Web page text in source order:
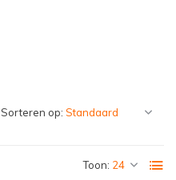
Toon:
Sorteren op: